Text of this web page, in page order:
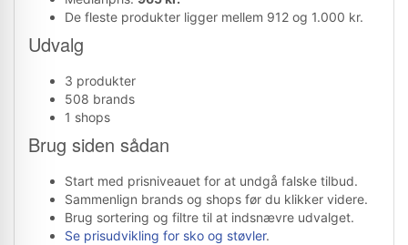
De fleste produkter ligger mellem 912 og 1.000 kr.
Udvalg
3 produkter
508 brands
1 shops
Brug siden sådan
Start med prisniveauet for at undgå falske tilbud.
Sammenlign brands og shops før du klikker videre.
Brug sortering og filtre til at indsnævre udvalget.
Se prisudvikling for sko og støvler.